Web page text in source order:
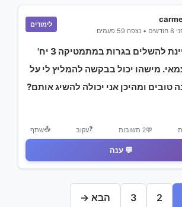
לימודים
אני מעוניינת להשלים בגרות במתמטיקה 3 יח'
מישהו יכול בבקשה להמליץ לי על
טובים ומהיכן אני יכולה להשיג אותם?
💬2 תשובות ❓עקוב 📤שתף
💬 ענה
2
3 הבא →